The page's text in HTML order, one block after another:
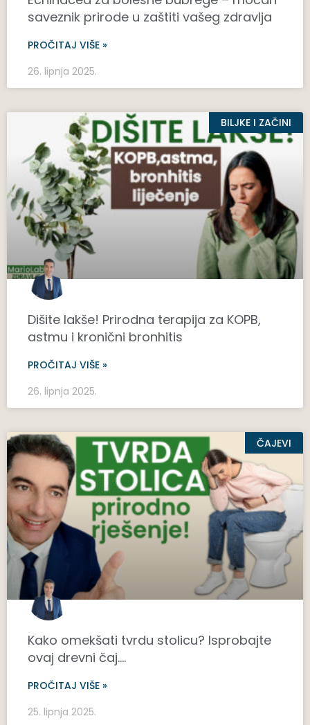
saveznik prirode u zaštiti vašeg zdravlja
PROČITAJ VIŠE »
26. lipnja 2025.
BILJKE I ZAČINI
Dišite lakše! Prirodna terapija za KOPB,
astmu i kronični bronhitis
PROČITAJ VIŠE »
26. lipnja 2025.
ČAJEVI
Kako omekšati tvrdu stolicu? Isprobajte
ovaj drevni čaj….
PROČITAJ VIŠE »
25. lipnja 2025.